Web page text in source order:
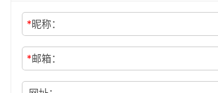
技
*昵称：
*邮箱：